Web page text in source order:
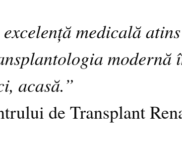
medicală
modernă
acasă.”
de Transplant